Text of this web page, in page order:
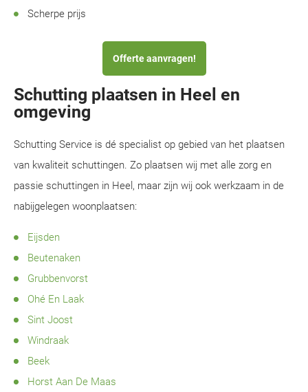
Scherpe prijs
Offerte aanvragen!
Schutting plaatsen in Heel en
omgeving
Schutting Service is dé specialist op gebied van het plaatsen
van kwaliteit schuttingen. Zo plaatsen wij met alle zorg en
passie schuttingen in Heel, maar zijn wij ook werkzaam in de
nabijgelegen woonplaatsen:
Eijsden
Beutenaken
Grubbenvorst
Ohé En Laak
Sint Joost
Windraak
Beek
Horst Aan De Maas